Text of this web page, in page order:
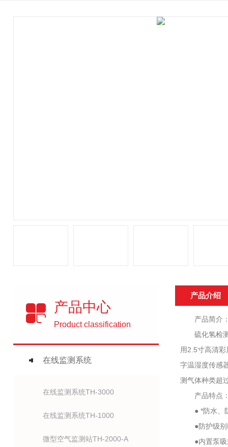
产品中心
Product classification
在线监测系统
在线监测系统TH-3000
在线监测系统TH-1000
微型空气监测站TH-2000-A
产品介绍
产品简介
硫化氢检测
用2.5寸高清
字温湿度传感
测气体种类超
产品特点
● *防水、防
●防护级别
●内置泵吸式